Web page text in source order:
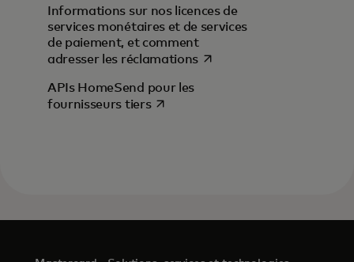
Informations sur nos licences de
services monétaires et de services
de paiement, et comment
adresser les réclamations s’ouvre dans un nouvel
APIs HomeSend pour les
fournisseurs tierss’ouvre dans un nouvel onglet